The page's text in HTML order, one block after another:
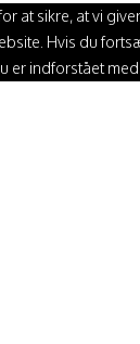
at sikre, at vi
Hvis du
er indforstået med